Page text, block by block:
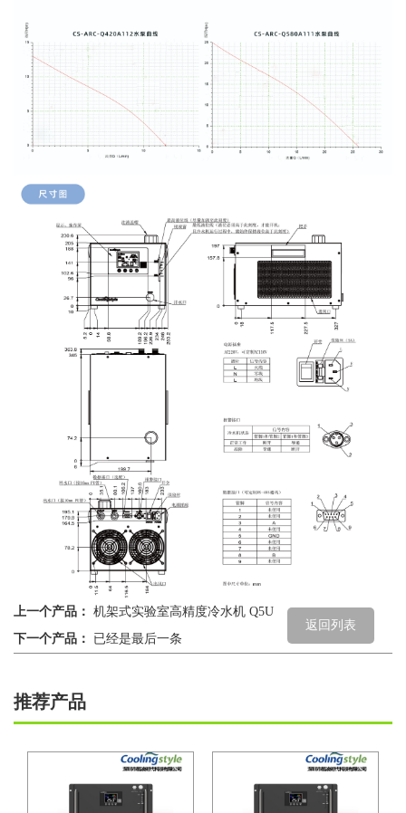
上一个产品： 机架式实验室高精度冷水机 Q5U
下一个产品：
已经是最后一条
返回列表
推荐产品